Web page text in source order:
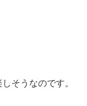
そうなのです。